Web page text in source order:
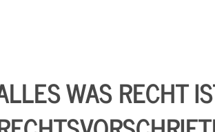
WAS RECHT